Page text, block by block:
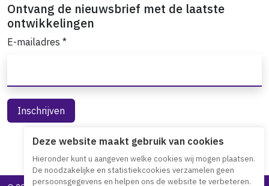
Ontvang de nieuwsbrief met de laatste
ontwikkelingen
E-mailadres *
Deze website maakt gebruik van cookies
Hieronder kunt u aangeven welke cookies wij mogen plaatsen.
De noodzakelijke en statistiekcookies verzamelen geen
persoonsgegevens en helpen ons de website te verbeteren.